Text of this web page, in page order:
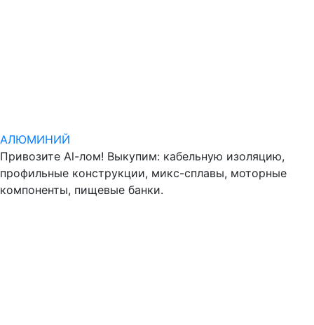
АЛЮМИНИЙ
Привозите Al-лом! Выкупим: кабельную изоляцию,
профильные конструкции, микс-сплавы, моторные
компоненты, пищевые банки.